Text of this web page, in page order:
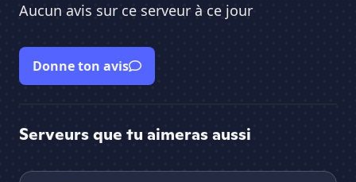
Aucun avis sur ce serveur à ce jour
Donne ton avis
Serveurs que tu aimeras aussi